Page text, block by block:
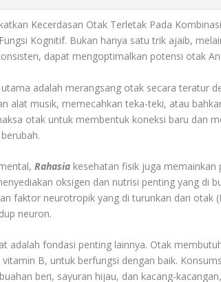
Kecerdasan Otak Terletak Pada
Kognitif. Bukan hanya satu trik ajaib,
dapat mengoptimalkan potensi otak
adalah merangsang otak secara teratur
alat musik, memecahkan teka-teki, atau
otak untuk membentuk koneksi baru dan
Rahasia kesehatan fisik juga memainkan
oksigen dan nutrisi penting yang di
faktor neurotropik yang di turunkan dari otak
neuron.
adalah fondasi penting lainnya. Otak
B, untuk berfungsi dengan baik.
beri, sayuran hijau, dan kacang-